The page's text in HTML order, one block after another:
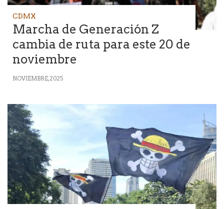
CDMX
Marcha de Generación Z
cambia de ruta para este 20 de
noviembre
NOVIEMBRE, 2025